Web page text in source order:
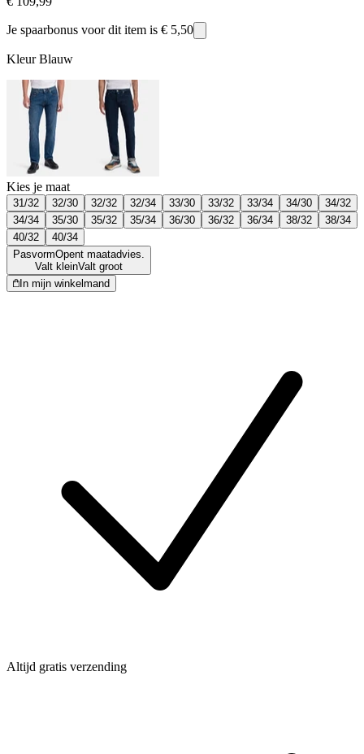
Je spaarbonus voor dit item is € 5,50
KleurBlauw
Kies je maat
31/32 32/30 32/32 32/34 33/30 33/32 33/34 34/30
34/32
34/34
35/30 35/32 35/34 36/30 36/32 36/34 38/32
38/34
40/32
40/34
PasvormOpent maatadvies.
Valt kleinValt groot
In mijn winkelmand
Altijd gratis verzending